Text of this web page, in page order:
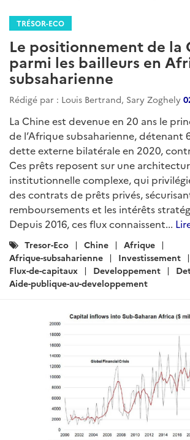
TRÉSOR-ECO
Le positionnement de la
parmi les bailleurs en
subsaharienne
Rédigé par : Louis Bertrand, Sary Zoghely
La Chine est devenue en 20 ans le
de l’Afrique subsaharienne, détenant
dette externe bilatérale en 2020,
Ces prêts reposent sur une
institutionnelle complexe, qui
des contrats de prêts privés,
remboursements et les intérêts
Depuis 2016, ces flux connaissent...
Catégories
:
Tresor-Eco Chine
Afrique
Afrique-subsaharienne
Investissement
Flux-de-capitaux
Developpement
Aide-publique-au-developpement